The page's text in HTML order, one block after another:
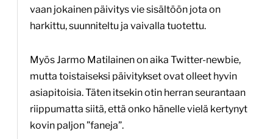
vaan jokainen päivitys vie sisältöön jota on
harkittu, suunniteltu ja vaivalla tuotettu.
Myös Jarmo Matilainen on aika Twitter-newbie,
mutta toistaiseksi päivitykset ovat olleet hyvin
asiapitoisia. Täten itsekin otin herran seurantaan
riippumatta siitä, että onko hänelle vielä kertynyt
kovin paljon ”faneja”.